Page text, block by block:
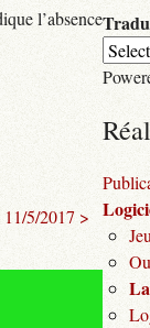
l’absence
11/5/2017 >